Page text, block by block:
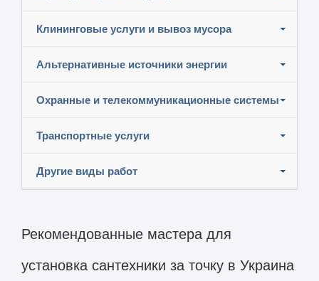
Клининговые услуги и вывоз мусора
Альтернативные источники энергии
Охранные и телекоммуникационные системы
Транспортные услуги
Другие виды работ
Рекомендованные мастера для
установка сантехники за точку в Украина